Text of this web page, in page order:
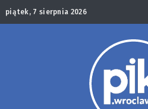
piątek, 7 sierpnia 2026